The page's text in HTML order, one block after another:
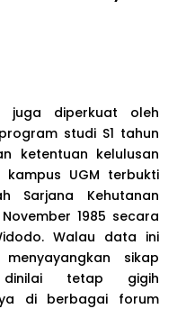
juga diperkuat oleh
studi S1 tahun
ketentuan kelulusan
kampus UGM terbukti
Sarjana Kehutanan
1985 secara
Walau data ini
sikap
tetap gigih
di berbagai forum